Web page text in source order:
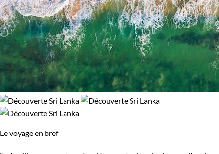
Ouzbekistan Pakistan
Palestine Panama
Pérou Philippines
Pologne Portugal
République tchèque
Le voyage en bref